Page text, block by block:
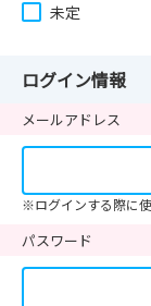
未定
ログイン情報
メールアドレス
※ログインする際に使
パスワード